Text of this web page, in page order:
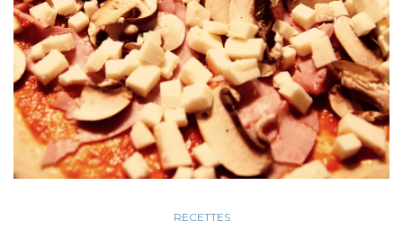
RECETTES